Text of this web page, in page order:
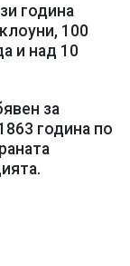
година
100
и над 10
за
година по